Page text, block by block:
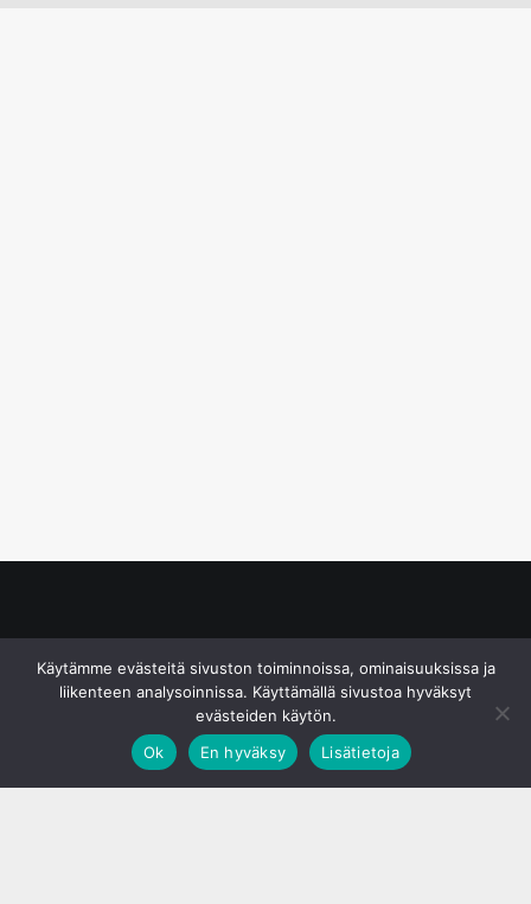
Käytämme evästeitä sivuston toiminnoissa, ominaisuuksissa ja
liikenteen analysoinnissa. Käyttämällä sivustoa hyväksyt
evästeiden käytön.
Ok
En hyväksy Lisätietoja